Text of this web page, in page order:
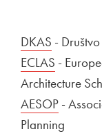
Zunanja
DKAS Odpira
-
Zunanja
ECLAS Odpira
-
Architecture
Zunanja
AESOP Odpira
-
Planning